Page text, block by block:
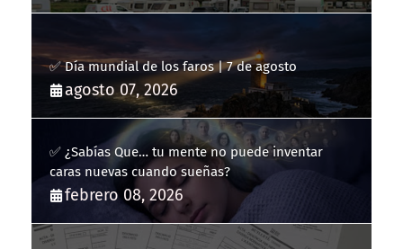
✅ Día mundial de los faros | 7 de agosto
agosto 07, 2026
✅ ¿Sabías Que… tu mente no puede inventar
caras nuevas cuando sueñas?
febrero 08, 2026